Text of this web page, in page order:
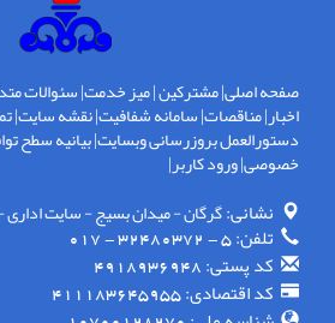
صفحه اصلی|مشترکین|میز خدمت|سئوالات
اخبار|مناقصات|سامانه شفافیت|نقشه سایت|
دستورالعمل بروزرسانی وبسایت|بیانیه سطح
خصوصی|ورود کاربر|
نشانی:گرگان - ميدان بسيج - سايت
تلفن: 5 - 32480372 - 017
کد پستی: 4918936948
کد اقتصادی: 411183645955